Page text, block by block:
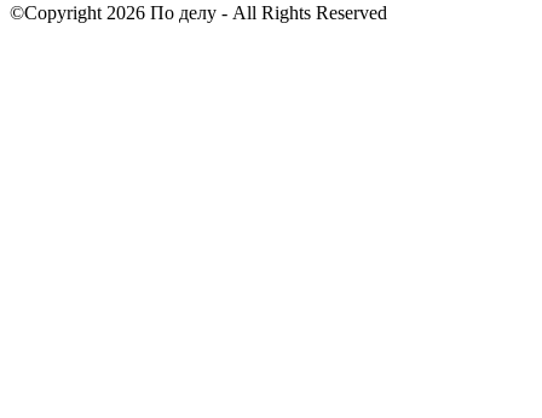
©Copyright 2026 По делу - All Rights Reserved